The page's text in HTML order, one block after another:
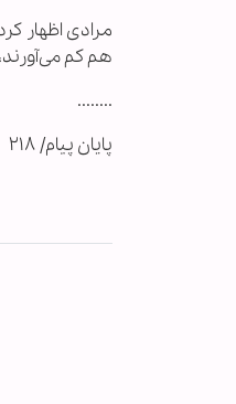
مرادی اظهار
هم کم
........
پایان پیام/ ۲۱۸